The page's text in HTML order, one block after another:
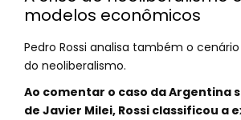
modelos econômicos
Pedro Rossi analisa também o
do neoliberalismo.
Ao comentar o caso da Argentina
de Javier Milei, Rossi classificou a